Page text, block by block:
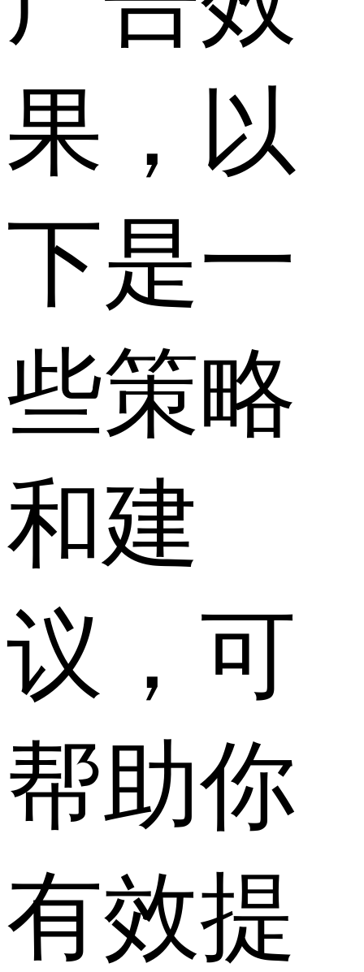
果，以
下是一
些策略
和建
议，可
帮助你
有效提